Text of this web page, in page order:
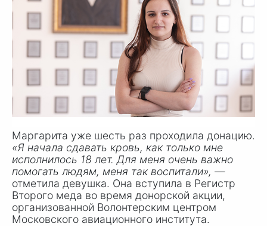
Маргарита уже шесть раз проходила донацию.
«Я начала сдавать кровь, как только мне
исполнилось 18 лет. Для меня очень важно
помогать людям, меня так воспитали», —
отметила девушка. Она вступила в Регистр
Второго меда во время донорской акции,
организованной Волонтерским центром
Московского авиационного института.